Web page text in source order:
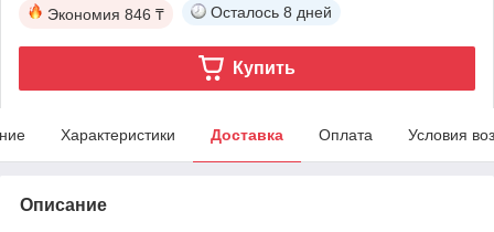
Экономия 846 ₸ Осталось 8 дней
Купить
Характеристики Доставка Оплата Условия
Описание